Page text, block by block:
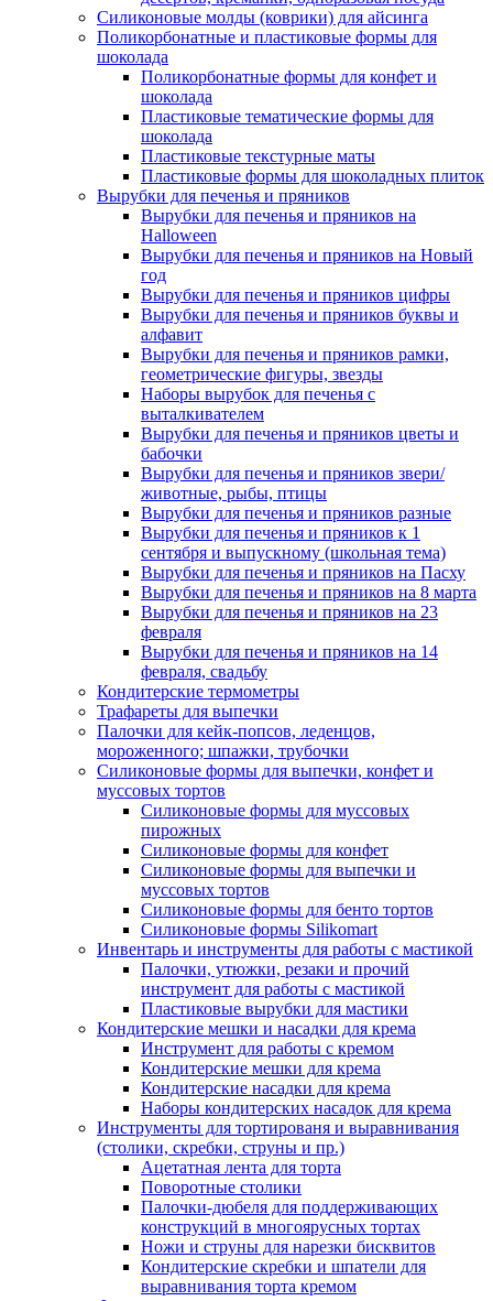
Силиконовые молды (коврики) для айсинга
Поликорбонатные и пластиковые формы для
шоколада
Поликорбонатные формы для конфет и
шоколада
Пластиковые тематические формы для
шоколада
Пластиковые текстурные маты
Пластиковые формы для шоколадных плиток
Вырубки для печенья и пряников
Вырубки для печенья и пряников на
Halloween
Вырубки для печенья и пряников на Новый
год
Вырубки для печенья и пряников цифры
Вырубки для печенья и пряников буквы и
алфавит
Вырубки для печенья и пряников рамки,
геометрические фигуры, звезды
Наборы вырубок для печенья с
выталкивателем
Вырубки для печенья и пряников цветы и
бабочки
Вырубки для печенья и пряников звери/
животные, рыбы, птицы
Вырубки для печенья и пряников разные
Вырубки для печенья и пряников к 1
сентября и выпускному (школьная тема)
Вырубки для печенья и пряников на Пасху
Вырубки для печенья и пряников на 8 марта
Вырубки для печенья и пряников на 23
февраля
Вырубки для печенья и пряников на 14
февраля, свадьбу
Кондитерские термометры
Трафареты для выпечки
Палочки для кейк-попсов, леденцов,
мороженного; шпажки, трубочки
Силиконовые формы для выпечки, конфет и
муссовых тортов
Силиконовые формы для муссовых
пирожных
Силиконовые формы для конфет
Силиконовые формы для выпечки и
муссовых тортов
Силиконовые формы для бенто тортов
Силиконовые формы Silikomart
Инвентарь и инструменты для работы с мастикой
Палочки, утюжки, резаки и прочий
инструмент для работы с мастикой
Пластиковые вырубки для мастики
Кондитерские мешки и насадки для крема
Инструмент для работы с кремом
Кондитерские мешки для крема
Кондитерские насадки для крема
Наборы кондитерских насадок для крема
Инструменты для тортированя и выравнивания
(столики, скребки, струны и пр.)
Ацетатная лента для торта
Поворотные столики
Палочки-дюбеля для поддерживающих
конструкций в многоярусных тортах
Ножи и струны для нарезки бисквитов
Кондитерские скребки и шпатели для
выравнивания торта кремом